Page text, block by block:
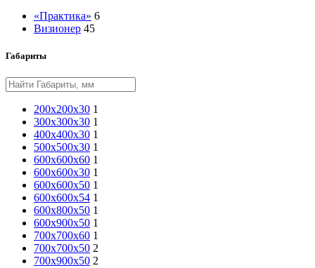
«Практика» 6
Визионер 45
Габариты
200х200х30 1
300х300х30 1
400х400х30 1
500х500х30 1
600х600х60 1
600х600х30 1
600х600х50 1
600х600х54 1
600х800х50 1
600х900х50 1
700х700х60 1
700х700х50 2
700х900х50 2